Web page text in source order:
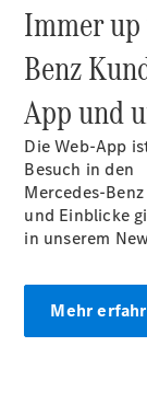
Immer
Benz
App und
Die Web-App
Besuch in den
Mercedes-
und Einblicke
in unserem
Mehr